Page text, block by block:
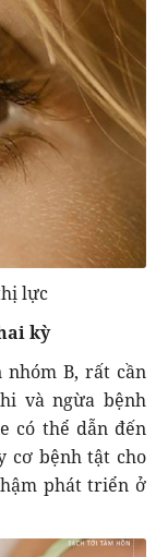
lực
kỳ
B, rất cần
và ngừa bệnh
có thể dẫn đến
cơ bệnh tật cho
phát triển ở